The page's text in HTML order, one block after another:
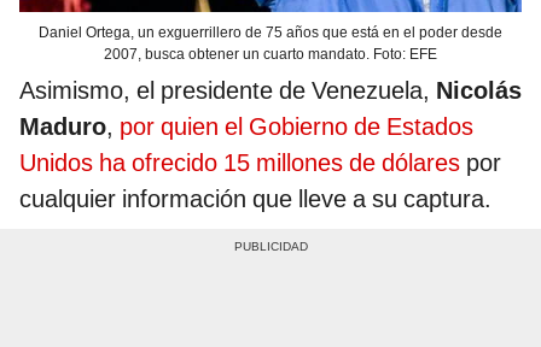
Daniel Ortega, un exguerrillero de 75 años que está en el poder desde
2007, busca obtener un cuarto mandato. Foto: EFE
Asimismo, el presidente de Venezuela, Nicolás
Maduro, por quien el Gobierno de Estados
Unidos ha ofrecido 15 millones de dólares por
cualquier información que lleve a su captura.